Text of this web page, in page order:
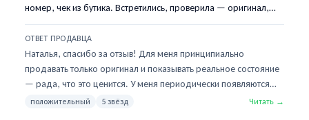
номер, чек из бутика. Встретились, проверила — оригинал,
состояние даже лучше, чем ожидала. Рекомендую!
ОТВЕТ ПРОДАВЦА
Наталья, спасибо за отзыв! Для меня принципиально
продавать только оригинал и показывать реальное состояние
— рада, что это ценится. У меня периодически появляются
сумки и аксессуары из личной коллекции — подпишитесь на
положительный 5 звёзд Читать →